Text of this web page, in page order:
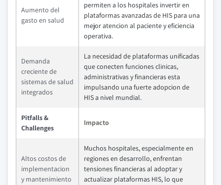
Aumento del
gasto en salud
permiten a los hospitales invertir en
plataformas avanzadas de HIS para una
mejor atencion al paciente y eficiencia
operativa.
Demanda
creciente de
sistemas de salud
integrados
La necesidad de plataformas unificadas
que conecten funciones clinicas,
administrativas y financieras esta
impulsando una fuerte adopcion de
HIS a nivel mundial.
Pitfalls &
Challenges
Impacto
Altos costos de
implementacion
y mantenimiento
Muchos hospitales, especialmente en
regiones en desarrollo, enfrentan
tensiones financieras al adoptar y
actualizar plataformas HIS, lo que